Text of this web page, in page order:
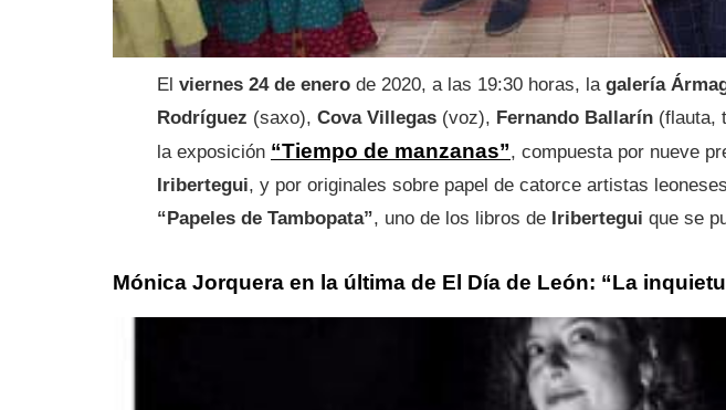
El viernes 24 de enero de 2020, a las 19:30 horas, la galería
Rodríguez (saxo), Cova Villegas (voz), Fernando Ballarín (flauta,
la exposición “Tiempo de manzanas”, compuesta por nueve
Iribertegui, y por originales sobre papel de catorce artistas
“Papeles de Tambopata”, uno de los libros de Iribertegui que se
Mónica Jorquera en la última de El Día de León: “La